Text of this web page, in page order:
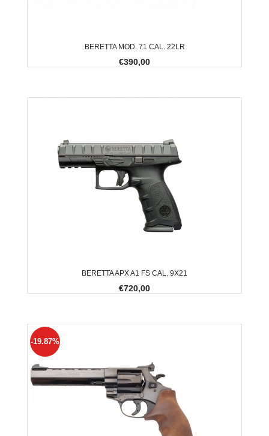
BERETTA MOD. 71 CAL. 22LR
€390,00
BERETTA APX A1 FS CAL. 9X21
€720,00
-19.87%